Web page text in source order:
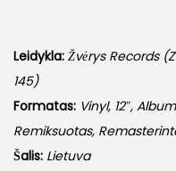
Leidykla: Žvėrys Records
145)
Formatas: Vinyl, 12″,
Remiksuotas,
Šalis: Lietuva